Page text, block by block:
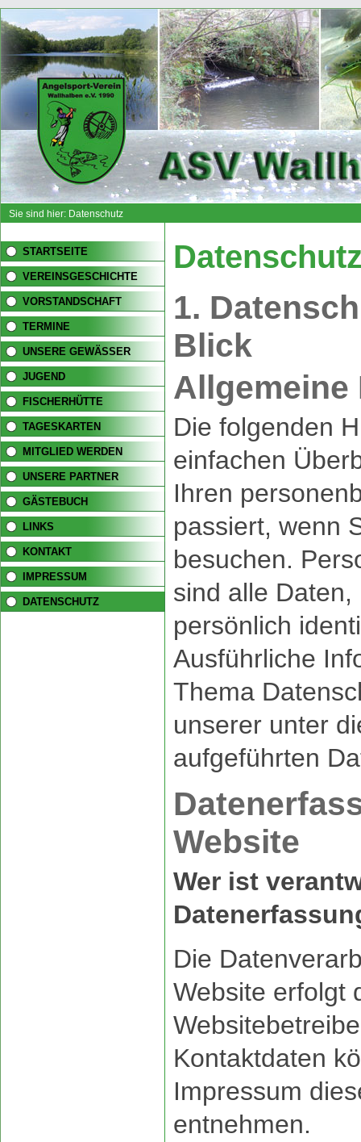
Sie sind hier: Datenschutz
STARTSEITE
VEREINSGESCHICHTE
VORSTANDSCHAFT
TERMINE
UNSERE GEWÄSSER
JUGEND
FISCHERHÜTTE
TAGESKARTEN
MITGLIED WERDEN
UNSERE PARTNER
GÄSTEBUCH
LINKS
KONTAKT
IMPRESSUM
DATENSCHUTZ
1.
Blick
Allgemeine
Die folgenden
einfachen
Ihren
passiert, wenn
besuchen.
sind alle
persönlich
Ausführliche
Thema
unserer unter
aufgeführten
Website
Wer ist
Die
Website erfolgt
Kontaktdaten
Impressum
entnehmen.